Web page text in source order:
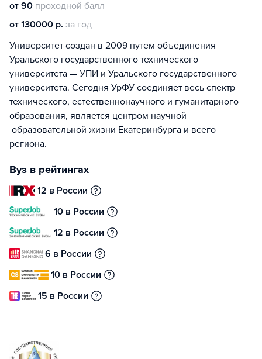
от 90 проходной балл
от 130000 р. за год
Университет создан в 2009 путем объединения
Уральского государственного технического
университета — УПИ и Уральского государственного
университета. Сегодня УрФУ соединяет весь спектр
технического, естественнонаучного и гуманитарного
образования, является центром научной
образовательной жизни Екатеринбурга и всего
региона.
Вуз в рейтингах
12 в России
10 в России
12 в России
6 в России
10 в России
15 в России